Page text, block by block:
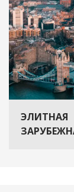
ЭЛИТНАЯ